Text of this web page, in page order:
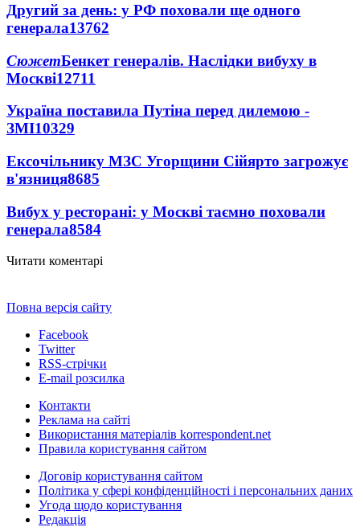
Другий за день: у РФ поховали ще одного
генерала13762
СюжетБенкет генералів. Наслідки вибуху в
Москві12711
Україна поставила Путіна перед дилемою -
ЗМІ10329
Ексочільнику МЗС Угорщини Сійярто загрожує
в'язниця8685
Вибух у ресторані: у Москві таємно поховали
генерала8584
Читати коментарі
Повна версія сайту
Facebook
Twitter
RSS-стрічки
E-mail розсилка
Контакти
Реклама на сайті
Використання матеріалів korrespondent.net
Правила користування сайтом
Договір користування сайтом
Політика у сфері конфіденційності і персональних даних
Угода щодо користування
Редакція